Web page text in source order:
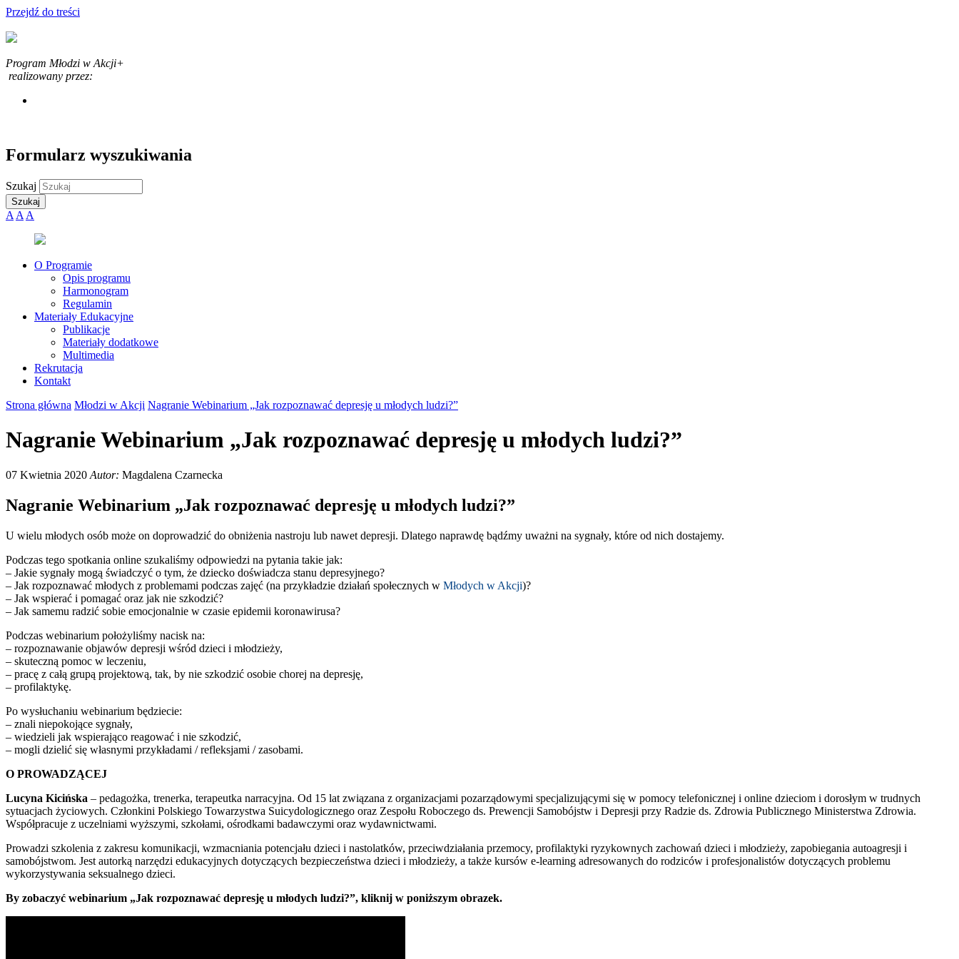
Przejdź do treści
Program Młodzi w Akcji+
realizowany przez:
Formularz wyszukiwania
Szukaj
A A A
O Programie
Opis programu
Harmonogram
Regulamin
Materiały Edukacyjne
Publikacje
Materiały dodatkowe
Multimedia
Rekrutacja
Kontakt
Strona główna Młodzi w Akcji Nagranie Webinarium „Jak rozpoznawać depresję u młodych ludzi?”
Nagranie Webinarium „Jak rozpoznawać depresję u młodych ludzi?”
07 Kwietnia 2020 Autor: Magdalena Czarnecka
Nagranie Webinarium „Jak rozpoznawać depresję u młodych ludzi?”
U wielu młodych osób może on doprowadzić do obniżenia nastroju lub nawet depresji. Dlatego naprawdę bądźmy uważni na sygnały, które od nich dostajemy.
Podczas tego spotkania online szukaliśmy odpowiedzi na pytania takie jak:
– Jakie sygnały mogą świadczyć o tym, że dziecko doświadcza stanu depresyjnego?
– Jak rozpoznawać młodych z problemami podczas zajęć (na przykładzie działań społecznych w Młodych w Akcji)?
– Jak wspierać i pomagać oraz jak nie szkodzić?
– Jak samemu radzić sobie emocjonalnie w czasie epidemii koronawirusa?
Podczas webinarium położyliśmy nacisk na:
– rozpoznawanie objawów depresji wśród dzieci i młodzieży,
– skuteczną pomoc w leczeniu,
– pracę z całą grupą projektową, tak, by nie szkodzić osobie chorej na depresję,
– profilaktykę.
Po wysłuchaniu webinarium będziecie:
– znali niepokojące sygnały,
– wiedzieli jak wspierająco reagować i nie szkodzić,
– mogli dzielić się własnymi przykładami / refleksjami / zasobami.
O PROWADZĄCEJ
Lucyna Kicińska – pedagożka, trenerka, terapeutka narracyjna. Od 15 lat związana z organizacjami pozarządowymi specjalizującymi się w pomocy telefonicznej i online dzieciom i dorosłym w trudnych
sytuacjach życiowych. Członkini Polskiego Towarzystwa Suicydologicznego oraz Zespołu Roboczego ds. Prewencji Samobójstw i Depresji przy Radzie ds. Zdrowia Publicznego Ministerstwa Zdrowia.
Współpracuje z uczelniami wyższymi, szkołami, ośrodkami badawczymi oraz wydawnictwami.
Prowadzi szkolenia z zakresu komunikacji, wzmacniania potencjału dzieci i nastolatków, przeciwdziałania przemocy, profilaktyki ryzykownych zachowań dzieci i młodzieży, zapobiegania autoagresji i
samobójstwom. Jest autorką narzędzi edukacyjnych dotyczących bezpieczeństwa dzieci i młodzieży, a także kursów e-learning adresowanych do rodziców i profesjonalistów dotyczących problemu
wykorzystywania seksualnego dzieci.
By zobaczyć webinarium „Jak rozpoznawać depresję u młodych ludzi?”, kliknij w poniższym obrazek.